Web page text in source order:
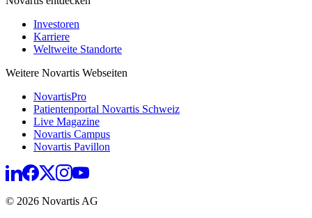
Investoren
Karriere
Weltweite Standorte
Weitere Novartis Webseiten
NovartisPro
Patientenportal Novartis Schweiz
Live Magazine
Novartis Campus
Novartis Pavillon
© 2026 Novartis AG